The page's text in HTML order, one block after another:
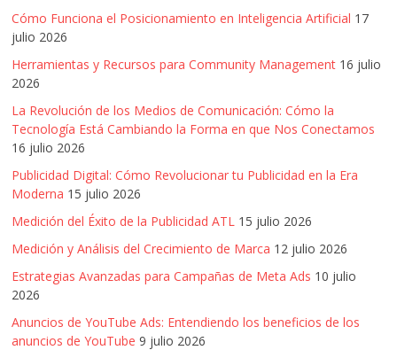
Cómo Funciona el Posicionamiento en Inteligencia Artificial 17
julio 2026
Herramientas y Recursos para Community Management 16 julio
2026
La Revolución de los Medios de Comunicación: Cómo la
Tecnología Está Cambiando la Forma en que Nos Conectamos
16 julio 2026
Publicidad Digital: Cómo Revolucionar tu Publicidad en la Era
Moderna 15 julio 2026
Medición del Éxito de la Publicidad ATL 15 julio 2026
Medición y Análisis del Crecimiento de Marca 12 julio 2026
Estrategias Avanzadas para Campañas de Meta Ads 10 julio
2026
Anuncios de YouTube Ads: Entendiendo los beneficios de los
anuncios de YouTube 9 julio 2026